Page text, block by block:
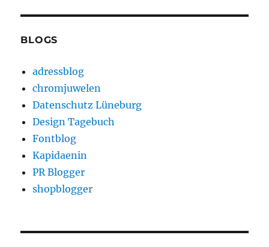
BLOGS
adressblog
chromjuwelen
Datenschutz Lüneburg
Design Tagebuch
Fontblog
Kapidaenin
PR Blogger
shopblogger